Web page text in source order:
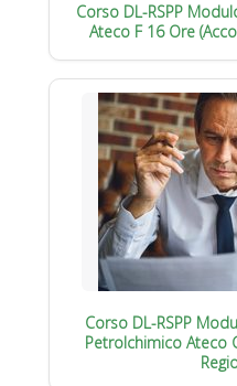
Corso DL-RSPP
Ateco F 16 Ore
Corso DL-RSPP
Petrolchimico Ateco